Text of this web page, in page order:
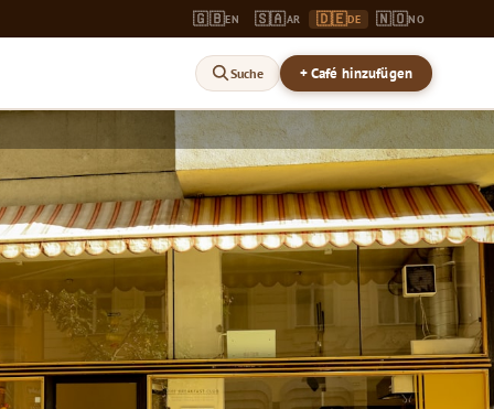
🇬🇧EN 🇸🇦AR 🇩🇪DE 🇳🇴NO
Suche + Café hinzufügen